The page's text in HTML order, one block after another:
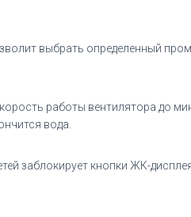
выбрать определенный
работы вентилятора до
вода.
заблокирует кнопки ЖК-